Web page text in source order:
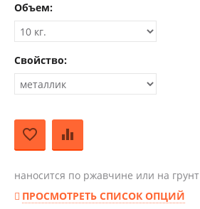
Объем:
Свойство:
наносится по ржавчине или на грунт
ПРОСМОТРЕТЬ СПИСОК ОПЦИЙ